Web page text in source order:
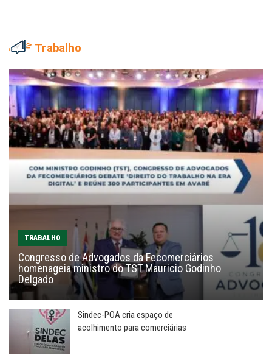
Trabalho
TRABALHO
Congresso de Advogados da Fecomerciários
homenageia ministro do TST Mauricio Godinho
Delgado
Sindec-POA cria espaço de
acolhimento para comerciárias